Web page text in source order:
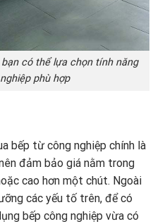
có thể lựa chọn tính năng
phù hợp
bếp từ công nghiệp chính là
đảm bảo giá nằm trong
cao hơn một chút. Ngoài
các yếu tố trên, để có
bếp công nghiệp vừa có